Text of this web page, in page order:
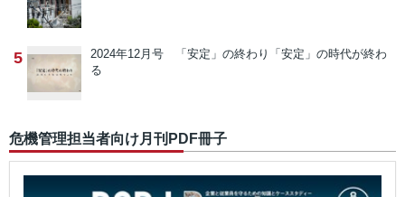
5 2024年12月号 「安定」の終わり
「安定」の時代が終わ
る
危機管理担当者向け月刊PDF冊子